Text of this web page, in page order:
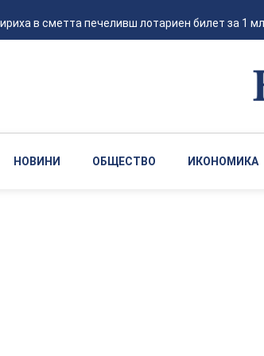
в сметта печеливш лотариен билет за 1
НОВИНИ ОБЩЕСТВО ИКОНОМИКА